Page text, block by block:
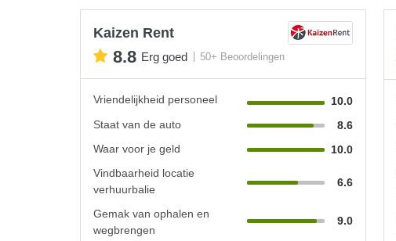
Kaizen Rent
8.8 Erg goed 50+ Beoordelingen
Vriendelijkheid personeel
10.0
Staat van de auto
8.6
Waar voor je geld
10.0
Vindbaarheid locatie
verhuurbalie
6.6
Gemak van ophalen en
wegbrengen
9.0